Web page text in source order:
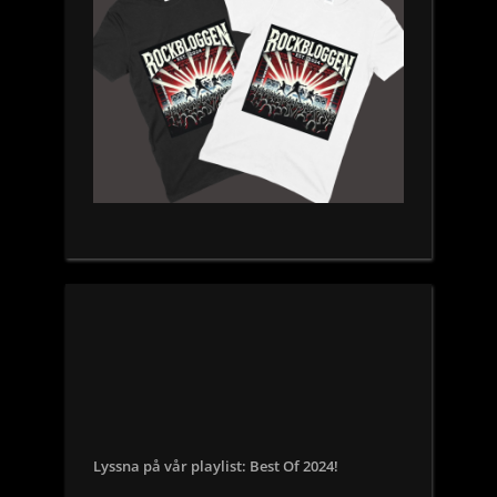
Lyssna på vår playlist: Best Of 2024!